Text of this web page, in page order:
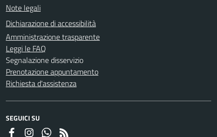
Note legali
Dichiarazione di accessibilità
Amministrazione trasparente
Leggi le FAQ
Segnalazione disservizio
Prenotazione appuntamento
Richiesta d'assistenza
SEGUICI SU